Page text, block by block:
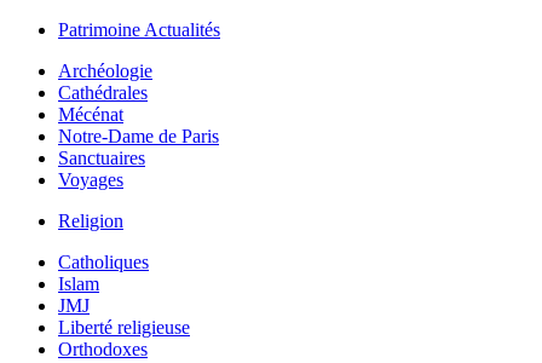
Patrimoine Actualités
Archéologie
Cathédrales
Mécénat
Notre-Dame de Paris
Sanctuaires
Voyages
Religion
Catholiques
Islam
JMJ
Liberté religieuse
Orthodoxes